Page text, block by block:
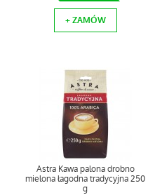
+ ZAMÓW
Astra Kawa palona drobno
mielona łagodna tradycyjna 250
g